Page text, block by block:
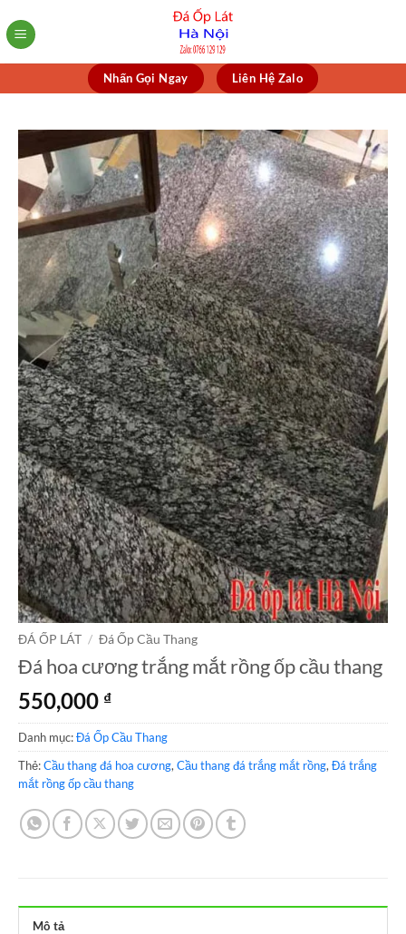
to
Nhấn Gọi Ngay Liên Hệ Zalo
ĐÁ ỐP LÁT / Đá Ốp Cầu Thang
Đá hoa cương trắng mắt rồng ốp cầu thang
550,000 ₫
Danh mục:Đá Ốp Cầu Thang
Thẻ:Cầu thang đá hoa cương, Cầu thang đá trắng mắt rồng, Đá trắng
mắt rồng ốp cầu thang
Mô tả